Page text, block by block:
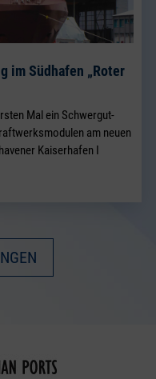
im Südhafen „Roter
Mal ein Schwergut-
am neuen
Kaiserhafen I